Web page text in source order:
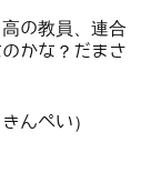
の教員、連合
かな？だまさ
んぺい）